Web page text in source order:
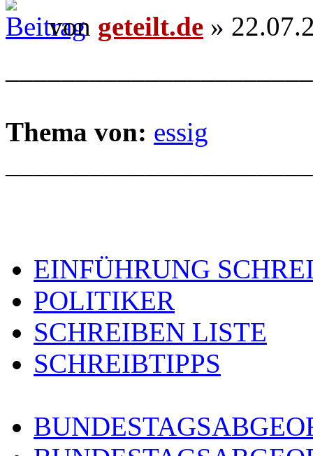
von geteilt.de »
Thema von: essig
EINFÜHRUNG
POLITIKER
SCHREIBEN LISTE
SCHREIBTIPPS